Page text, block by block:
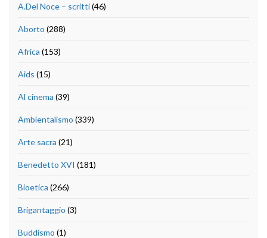
A.Del Noce – scritti(46)
Aborto (288)
Africa (153)
Aids (15)
Al cinema (39)
Ambientalismo (339)
Arte sacra (21)
Benedetto XVI (181)
Bioetica (266)
Brigantaggio (3)
Buddismo (1)